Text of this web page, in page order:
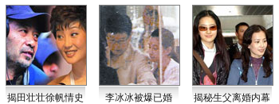
揭田壮壮徐帆情史 李冰冰被爆已婚
揭秘生父离婚内幕